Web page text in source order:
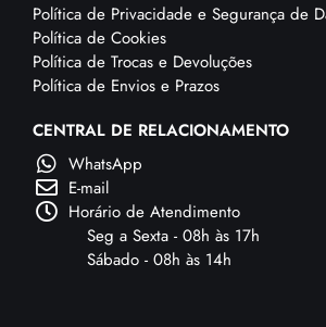
Política de Privacidade e Segurança de
Política de Cookies
Política de Trocas e Devoluções
Política de Envios e Prazos
CENTRAL DE RELACIONAMENTO
WhatsApp
E-mail
Horário de Atendimento
Seg a Sexta - 08h às 17h
Sábado - 08h às 14h